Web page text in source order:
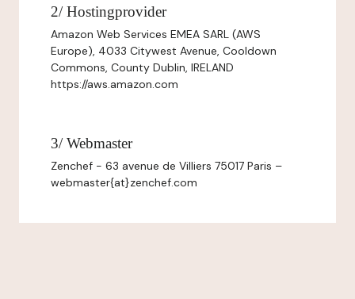
2/ Hostingprovider
Amazon Web Services EMEA SARL (AWS
Europe), 4033 Citywest Avenue, Cooldown
Commons, County Dublin, IRELAND
https://aws.amazon.com
3/ Webmaster
Zenchef - 63 avenue de Villiers 75017 Paris –
webmaster{at}zenchef.com